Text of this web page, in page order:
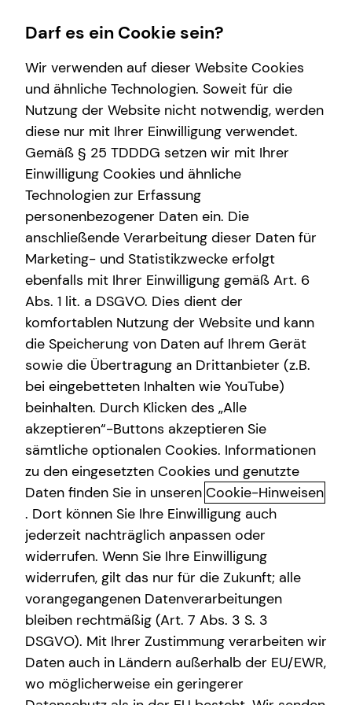
Finanzberatung
Videoberatung
Spezialisten-Netzwerk
Private Krankenvorsorge
Immobilienfinanzierung
Betriebliche Altersvorsorge
Investment
Kapitalanlage Immobilien
Altersvorsorge
Gewerbliche Versicherungen
Arbeitskraftabsicherung
Kindervorsorge
Sach- und Vermögenssicherung
Expat
Wissenswertes
Über tecis
Über mich
Podcast
teamzukunft
Service
Kundenportal
Schadenabwicklung
Karriere-Infos
Karrierechancen
Initiativbewerbung
Bjarne Ranneck
Bjarne Ranneck kennenlernen in
Elmshorn
Ich bin Bjarne Ranneck, selbstständiger Repräsentant bei
der tecis Finanzdienstleistungen AG. Seit einigen Jahren
darf ich meine Kunden dabei unterstützen, ihre
finanziellen Wünsche und Ziele zu realisieren. Mein tiefes
Verständnis für die individuellen Bedürfnisse und
Herausforderungen meiner Klienten ermöglicht es mir,
empathisch und lösungsorientiert zu arbeiten.
Mit einem Examen im Gesundheitswesen bringe ich eine
wertvolle Perspektive in meine Beratung ein. Ich lege
großen Wert auf persönliche Begegnungen und
Darf es ein Cookie sein?
Wir verwenden auf dieser Website Cookies
und ähnliche Technologien. Soweit für die
Nutzung der Website nicht notwendig, werden
diese nur mit Ihrer Einwilligung verwendet.
Gemäß § 25 TDDDG setzen wir mit Ihrer
Einwilligung Cookies und ähnliche
Technologien zur Erfassung
personenbezogener Daten ein. Die
anschließende Verarbeitung dieser Daten für
Marketing- und Statistikzwecke erfolgt
ebenfalls mit Ihrer Einwilligung gemäß Art. 6
Abs. 1 lit. a DSGVO. Dies dient der
komfortablen Nutzung der Website und kann
die Speicherung von Daten auf Ihrem Gerät
sowie die Übertragung an Drittanbieter (z.B.
bei eingebetteten Inhalten wie YouTube)
beinhalten. Durch Klicken des „Alle
akzeptieren“-Buttons akzeptieren Sie
sämtliche optionalen Cookies. Informationen
zu den eingesetzten Cookies und genutzte
Daten finden Sie in unseren Cookie-Hinweisen
. Dort können Sie Ihre Einwilligung auch
jederzeit nachträglich anpassen oder
widerrufen. Wenn Sie Ihre Einwilligung
widerrufen, gilt das nur für die Zukunft; alle
vorangegangenen Datenverarbeitungen
bleiben rechtmäßig (Art. 7 Abs. 3 S. 3
DSGVO). Mit Ihrer Zustimmung verarbeiten wir
Daten auch in Ländern außerhalb der EU/EWR,
wo möglicherweise ein geringerer